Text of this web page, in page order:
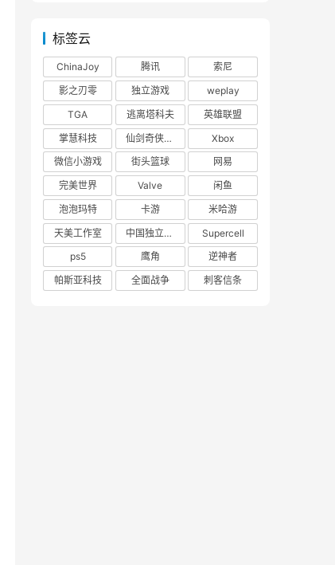
标签云
ChinaJoy 腾讯
索尼
影之刃零
独立游戏
weplay
TGA
逃离塔科夫
英雄联盟
掌慧科技
仙剑奇侠传四
Xbox
微信小游戏
街头篮球
网易
完美世界
Valve
闲鱼
泡泡玛特
卡游
米哈游
天美工作室
中国独立游戏联盟
Supercell
ps5
鹰角
逆神者
帕斯亚科技
全面战争 刺客信条